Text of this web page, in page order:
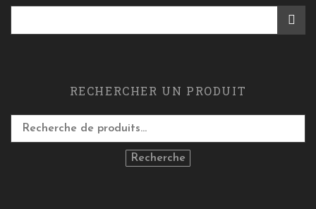
RECHERCHER UN PRODUIT
Recherche